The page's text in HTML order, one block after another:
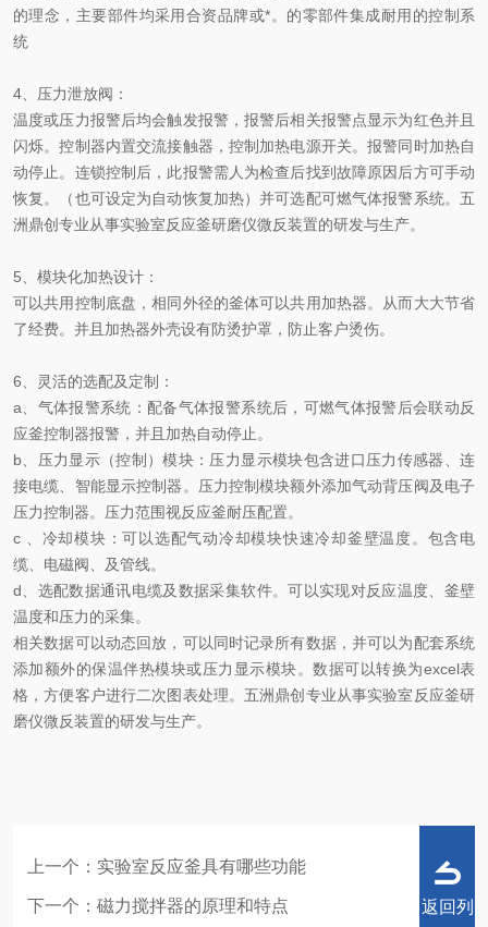
的理念，主要部件均采用合资品牌或*。的零部件集成耐用的控制系
统
4、压力泄放阀：
温度或压力报警后均会触发报警，报警后相关报警点显示为红色并且
闪烁。控制器内置交流接触器，控制加热电源开关。报警同时加热自
动停止。连锁控制后，此报警需人为检查后找到故障原因后方可手动
恢复。（也可设定为自动恢复加热）并可选配可燃气体报警系统。 五
洲鼎创专业从事实验室反应釜研磨仪微反装置的研发与生产。
5、模块化加热设计：
可以共用控制底盘，相同外径的釜体可以共用加热器。从而大大节省
了经费。并且加热器外壳设有防烫护罩，防止客户烫伤。
6、灵活的选配及定制：
a、气体报警系统：配备气体报警系统后，可燃气体报警后会联动反
应釜控制器报警，并且加热自动停止。
b、压力显示（控制）模块：压力显示模块包含进口压力传感器、连
接电缆、智能显示控制器。压力控制模块额外添加气动背压阀及电子
压力控制器。压力范围视反应釜耐压配置。
c 、冷却模块：可以选配气动冷却模块快速冷却釜壁温度。包含电
缆、电磁阀、及管线。
d、选配数据通讯电缆及数据采集软件。可以实现对反应温度、釜壁
温度和压力的采集。
相关数据可以动态回放，可以同时记录所有数据，并可以为配套系统
添加额外的保温伴热模块或压力显示模块。数据可以转换为excel表
格，方便客户进行二次图表处理。 五洲鼎创专业从事实验室反应釜研
磨仪微反装置的研发与生产。
上一个： 实验室反应釜具有哪些功能
下一个： 磁力搅拌器的原理和特点 返回列